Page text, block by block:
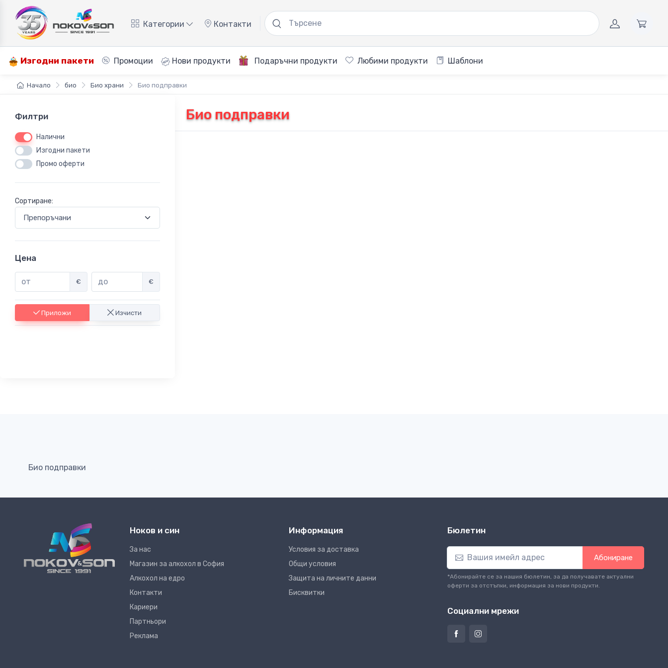
Категории Контакти
Изгодни пакети Промоции Нови продукти Подаръчни продукти Любими продукти Шаблони
Начало био Био храни Био подправки
Филтри
Налични
Изгодни пакети
Промо оферти
Сортиране:
Цена
€ €
Приложи Изчисти
Био подправки
Био подправки
Ноков и син
За нас
Магазин за алкохол в София
Алкохол на едро
Контакти
Кариери
Партньори
Реклама
Информация
Условия за доставка
Общи условия
Защита на личните данни
Бисквитки
Бюлетин
Абониране
*Абонирайте се за нашия бюлетин, за да получавате актуални
оферти за отстъпки, информация за нови продукти.
Социални мрежи